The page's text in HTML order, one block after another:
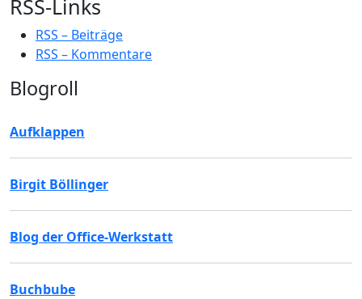
RSS-Links
RSS – Beiträge
RSS – Kommentare
Blogroll
Aufklappen
Birgit Böllinger
Blog der Office-Werkstatt
Buchbube